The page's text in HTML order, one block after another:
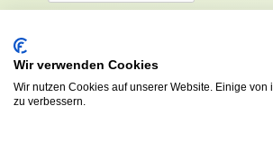
Wir verwenden Cookies
Wir nutzen Cookies auf unserer Website. Einige
zu verbessern.